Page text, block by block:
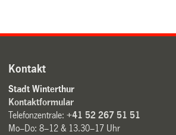
Kontakt
Stadt Winterthur
Kontaktformular
Telefonzentrale:+41 52 267 51 51
Mo–Do: 8–12 & 13.30–17 Uhr